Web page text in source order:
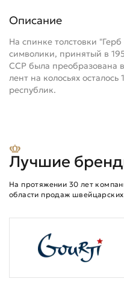
Описание
На спинке толстовки
символики, принятый в
ССР была преобразована
лент на колосьях
республик.
Лучшие
На протяжении 30 лет
области продаж